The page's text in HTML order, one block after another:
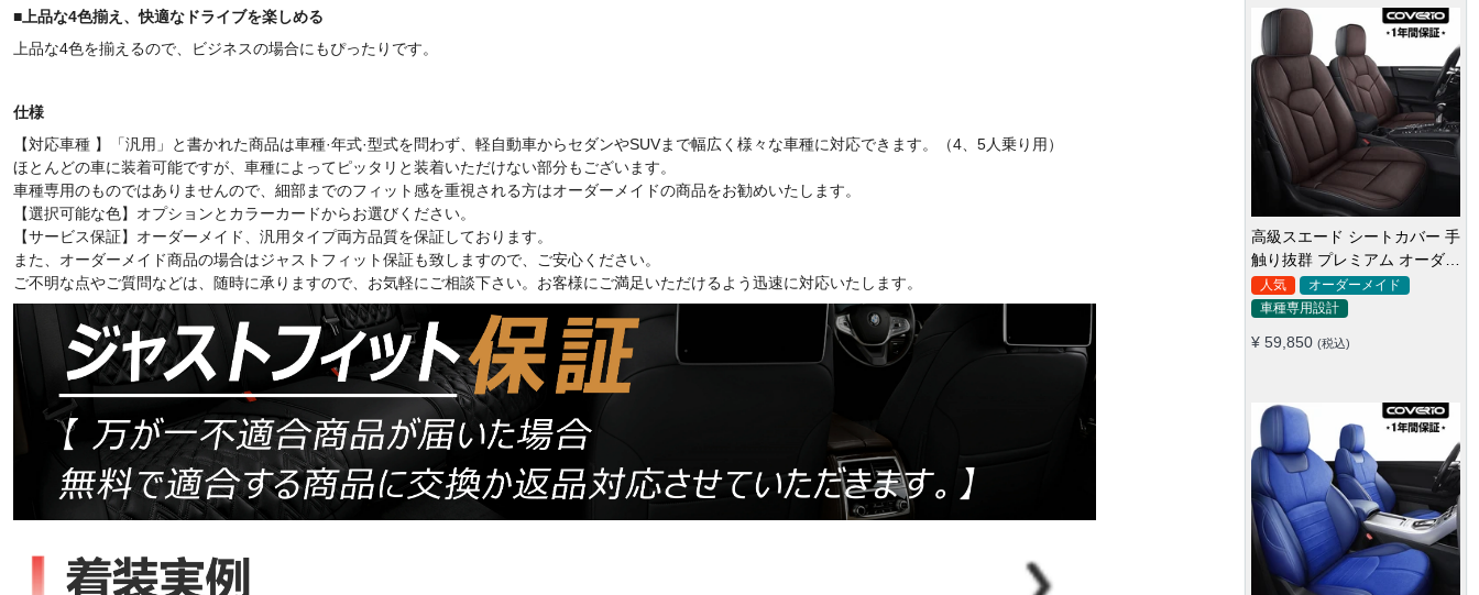
■ 上品な4色揃え、快適なドライブを楽しめる
上品な4色を揃えるので、ビジネスの場合にもぴったりです。
仕様
【対応車種 】「汎用」と書かれた商品は車種·年式·型式を問わず、軽自動車からセダンやSUVまで幅広く様々な車種に対応できます。（4、5人乗り用）
ほとんどの車に装着可能ですが、車種によってピッタリと装着いただけない部分もございます。
車種専用のものではありませんので、細部までのフィット感を重視される方はオーダーメイドの商品をお勧めいたします。
【選択可能な色】オプションとカラーカードからお選びください。
【サービス保証】オーダーメイド、汎用タイプ両方品質を保証しております。
また、オーダーメイド商品の場合はジャストフィット保証も致しますので、ご安心ください。
ご不明な点やご質問などは、随時に承りますので、お気軽にご相談下さい。お客様にご満足いただけるよう迅速に対応いたします。
高級スエード シートカバー 手
触り抜群 プレミアム オーダー
メイド 防水防汚 全席セット
人気
オーダーメイド
車種専用設計
¥ 59,850 (税込)